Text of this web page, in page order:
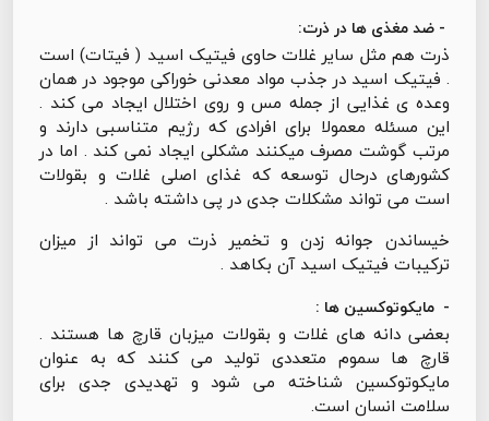
- ضد مغذی ها در ذرت:
ذرت هم مثل سایر غلات حاوی فیتیک اسید ( فیتات) است
. فیتیک اسید در جذب مواد معدنی خوراکی موجود در همان
وعده ی غذایی از جمله مس و روی اختلال ایجاد می کند .
این مسئله معمولا برای افرادی که رژیم متناسبی دارند و
مرتب گوشت مصرف میکنند مشکلی ایجاد نمی کند . اما در
کشورهای درحال توسعه که غذای اصلی غلات و بقولات
است می تواند مشکلات جدی در پی داشته باشد .
خیساندن جوانه زدن و تخمیر ذرت می تواند از میزان
ترکیبات فیتیک اسید آن بکاهد .
- مایکوتوکسین ها :
بعضی دانه های غلات و بقولات میزبان قارچ ها هستند .
قارچ ها سموم متعددی تولید می کنند که به عنوان
مایکوتوکسین شناخته می شود و تهدیدی جدی برای
سلامت انسان است.